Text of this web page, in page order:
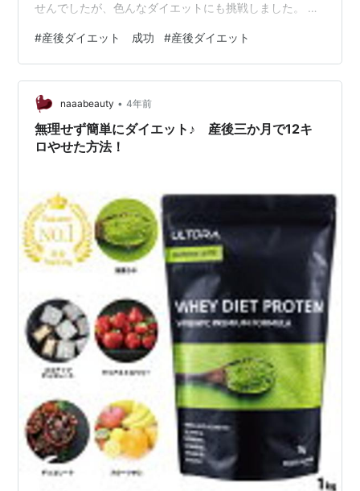
せんでしたが、色んなダイエットにも挑戦しました。 み
の半生（？）の体重の経緯をまとめておこうと思いま
す。 体重の推移と主な年齢（身長160cm) 20歳から23歳
頃 -45kg前後 24歳から27歳ごろ-52kg前後 28歳から30
歳ごろ－マックス65kg 31歳ごろ―55kg 31歳から35歳
－57kg 36歳-37歳 ー58-67…
#産後ダイエット 成功 #産後ダイエット
naaabeauty • 4年前
無理せず簡単にダイエット♪ 産後三か月で12キ
ロやせた方法！